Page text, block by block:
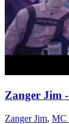
Zanger Jim
Zanger Jim, MC